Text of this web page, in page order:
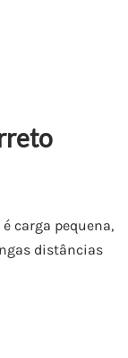
carga pequena,
distâncias